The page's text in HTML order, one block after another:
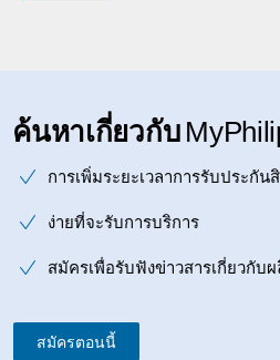
ค้นหาเกี่ยวกับ
การเพิ่มระยะเวลาการรับประกัน
ง่ายที่จะรับการบริการ
สมัครเพื่อรับฟังข่าวสารเกี่ยวกั
สมัครตอนนี้